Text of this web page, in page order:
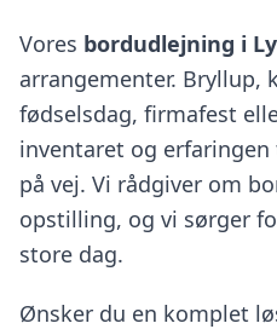
Vores bordudlejning i
arrangementer. Bryllup,
fødselsdag, firmafest
inventaret og
på vej. Vi rådgiver om
opstilling, og vi sørger
store dag.
Ønsker du en komplet